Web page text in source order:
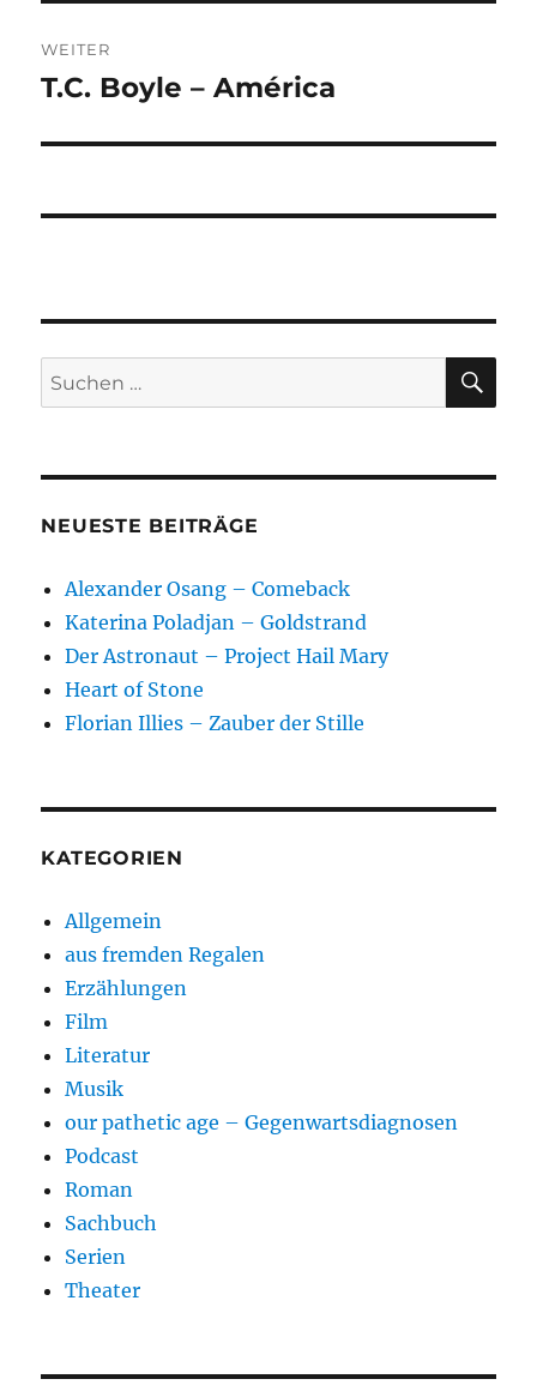
WEITER
Nächster
T.C. Boyle – América
Suchen
nach:
NEUESTE BEITRÄGE
Alexander Osang – Comeback
Katerina Poladjan – Goldstrand
Der Astronaut – Project Hail Mary
Heart of Stone
Florian Illies – Zauber der Stille
KATEGORIEN
Allgemein
aus fremden Regalen
Erzählungen
Film
Literatur
Musik
our pathetic age – Gegenwartsdiagnosen
Podcast
Roman
Sachbuch
Serien
Theater